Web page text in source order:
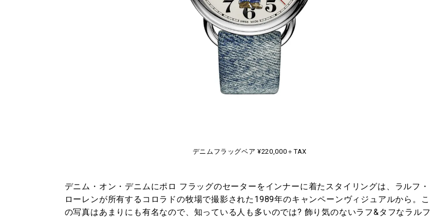
デニムフラッグベア ¥220,000＋TAX
デニム・オン・デニムにポロ フラッグのセーターをインナーに着たスタイリングは、ラルフ・
ローレンが所有するコロラドの牧場で撮影された1989年のキャンペーンヴィジュアルから。こ
の写真はあまりにも有名なので、知っている人も多いのでは? 飾り気のないラフ&タフなラルフ